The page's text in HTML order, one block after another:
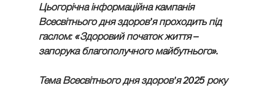
Цьогорічна інформаційна кампанія
Всесвітнього дня здоров’я проходить під
гаслом: «Здоровий початок життя –
запорука благополучного майбутнього».
Тема Всесвітнього дня здоров'я 2025 року